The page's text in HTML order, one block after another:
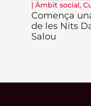
| Àmbit social,
Comença
de les Nits
Salou